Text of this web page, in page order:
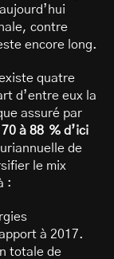
contre
encore long.
quatre
d’entre eux la
assuré par
70 à 88 % d’ici
de
le mix
:
à 2017.
totale de